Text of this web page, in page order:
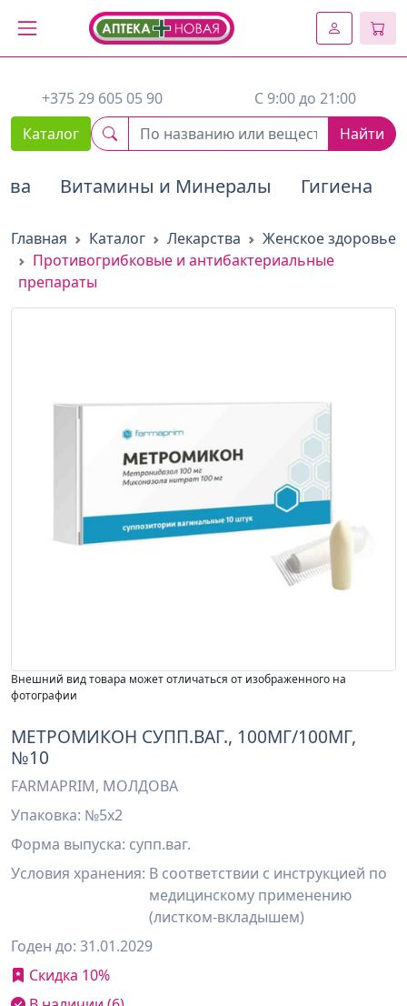
2. Вставьте этот код сразу же после открывающего тега :
+375 29 605 05 90
C 9:00 до 21:00
Каталог
Найти
Витамины и Минералы Гигиена
Главная Каталог Лекарства
Женское здоровье
Противогрибковые и антибактериальные
препараты
Внешний вид товара может отличаться от изображенного на
фотографии
МЕТРОМИКОН СУПП.ВАГ., 100МГ/100МГ,
№10
FARMAPRIM, МОЛДОВА
Упаковка: №5х2
Форма выпуска: супп.ваг.
Условия хранения: В соответствии с инструкцией по
медицинскому применению
(листком-вкладышем)
Годен до: 31.01.2029
Скидка 10%